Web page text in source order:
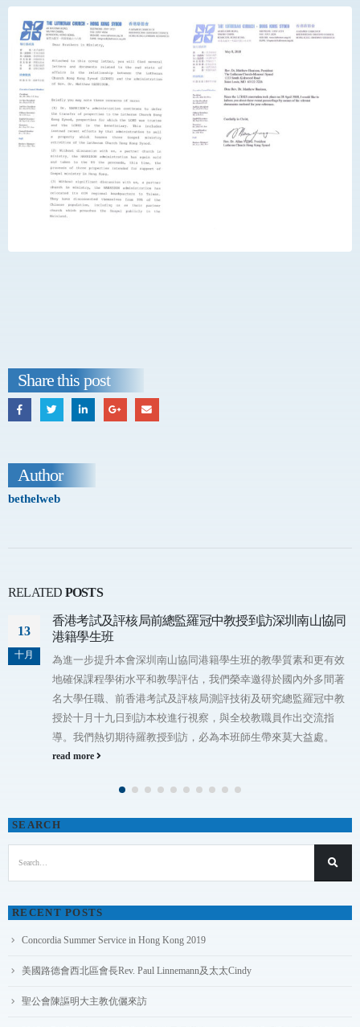
Share this post
Author
bethelweb
RELATED POSTS
監羅冠中教授到訪深圳南山協同
協同港籍學生班的教學質素和更有效
評估，我們榮幸邀得於國內外多間著
評核局測評技術及研究總監羅冠中教
行視察，與全校教職員作出交流指
訪，必為本班師生帶來莫大益處。
16
十月
美國路德會（
教士到中國宣教，在
作，並組成「中華福
國；就在他 們途經香
看見難民處處，生活
召，毅然留在香港開
SEARCH
RECENT POSTS
Concordia Summer Service in Hong Kong 2019
美國路德會西北區會長Rev. Paul Linnemann及太太Cindy
聖公會陳謳明大主教伉儷來訪